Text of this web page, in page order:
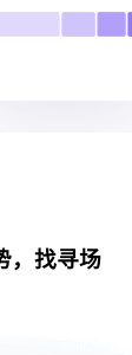
，找寻场